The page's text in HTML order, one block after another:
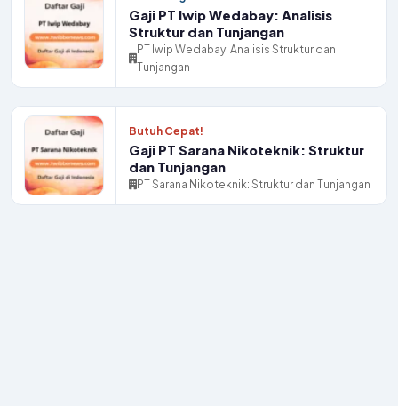
Gaji PT Iwip Wedabay: Analisis
Struktur dan Tunjangan
PT Iwip Wedabay: Analisis Struktur dan
Tunjangan
Butuh Cepat!
Gaji PT Sarana Nikoteknik: Struktur
dan Tunjangan
PT Sarana Nikoteknik: Struktur dan Tunjangan